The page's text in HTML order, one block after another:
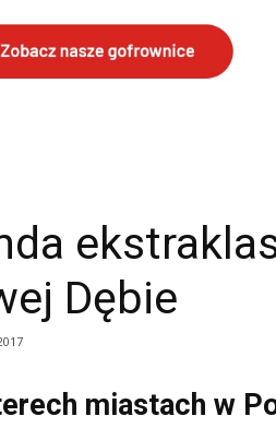
Dębie
miastach w